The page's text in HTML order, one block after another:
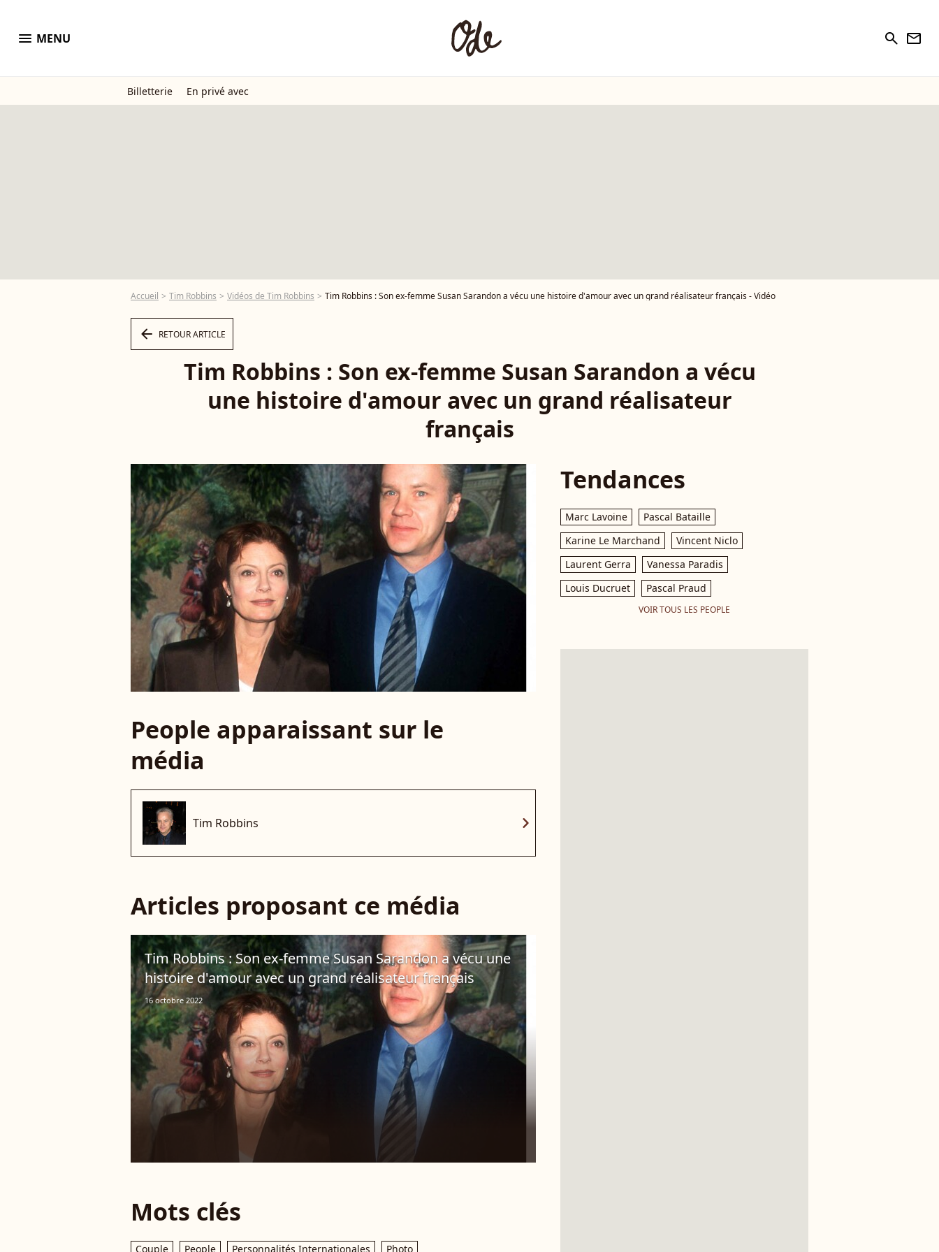
menu MENU search newsletter
Billetterie En privé avec
Accueil Tim Robbins Vidéos de Tim Robbins Tim Robbins : Son ex-femme Susan Sarandon a vécu une histoire d'amour avec un grand réalisateur français - Vidéo
arrow_left RETOUR ARTICLE
Tim Robbins : Son ex-femme Susan Sarandon a vécu
une histoire d'amour avec un grand réalisateur
français
People apparaissant sur le
média
Tim Robbins chevron_right
Articles proposant ce média
Tim Robbins : Son ex-femme Susan Sarandon a vécu une
histoire d'amour avec un grand réalisateur français
16 octobre 2022
Mots clés
Couple People Personnalités Internationales Photo
Tendances
Marc Lavoine
Pascal Bataille
Karine Le Marchand
Vincent Niclo
Laurent Gerra
Vanessa Paradis
Louis Ducruet
Pascal Praud
VOIR TOUS LES PEOPLE